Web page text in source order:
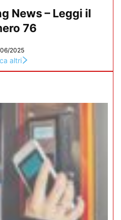
News – Leggi il
76
2025
altri